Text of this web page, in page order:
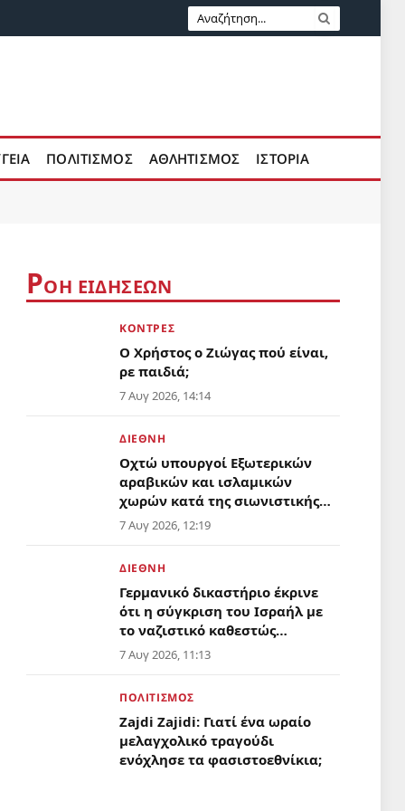
ΠΟΛΙΤΙΣΜΟΣ ΑΘΛΗΤΙΣΜΟΣ ΙΣΤΟΡΙΑ
ΡΟΗ ΕΙΔΗΣΕΩΝ
ΚΟΝΤΡΕΣ
Ο Χρήστος ο Ζιώγας πού είναι,
ρε παιδιά;
7 Αυγ 2026, 14:14
ΔΙΕΘΝΗ
Οχτώ υπουργοί Εξωτερικών
αραβικών και ισλαμικών
χωρών κατά της σιωνιστικής
οντότητας
7 Αυγ 2026, 12:19
ΔΙΕΘΝΗ
Γερμανικό δικαστήριο έκρινε
ότι η σύγκριση του Ισραήλ με
το ναζιστικό καθεστώς
προστατεύεται από την
7 Αυγ 2026, 11:13
ΠΟΛΙΤΙΣΜΟΣ
Zajdi Ζajidi: Γιατί ένα ωραίο
μελαγχολικό τραγούδι
ενόχλησε τα φασιστοεθνίκια;